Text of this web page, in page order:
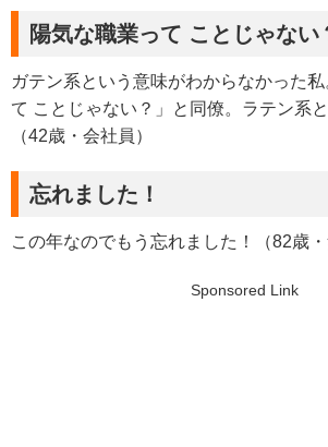
陽気な職業って ことじゃない
ガテン系という意味がわからなかった
て ことじゃない？」と同僚。ラテン系
（42歳・会社員）
忘れました！
この年なのでもう忘れました！（82歳・
Sponsored Link